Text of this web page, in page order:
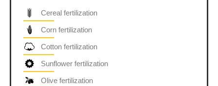
Cereal fertilization
Corn fertilization
Cotton fertilization
Sunflower fertilization
Olive fertilization